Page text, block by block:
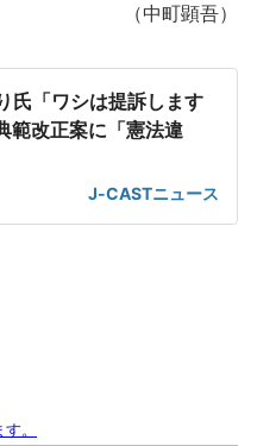
（中町顕吾）
氏「ワシは提訴します
範改正案に「憲法違
J-CASTニュース